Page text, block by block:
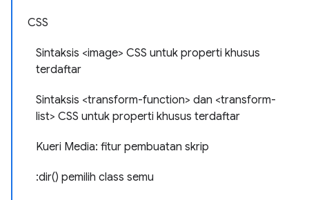
CSS
Sintaksis <image> CSS untuk properti khusus
terdaftar
Sintaksis <transform-function> dan <transform-
list> CSS untuk properti khusus terdaftar
Kueri Media: fitur pembuatan skrip
:dir() pemilih class semu